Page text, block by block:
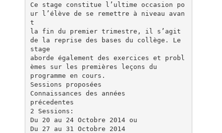
Ce stage constitue l’ultime occasion po
ur l’élève de se remettre à niveau avan
t
la fin du premier trimestre, il s’agit
de la reprise des bases du collège. Le
stage
aborde également des exercices et probl
èmes sur les premières leçons du
programme en cours.
Sessions proposées
Connaissances des années
précedentes
2 Sessions:
Du 20 au 24 Octobre 2014 ou
Du 27 au 31 Octobre 2014